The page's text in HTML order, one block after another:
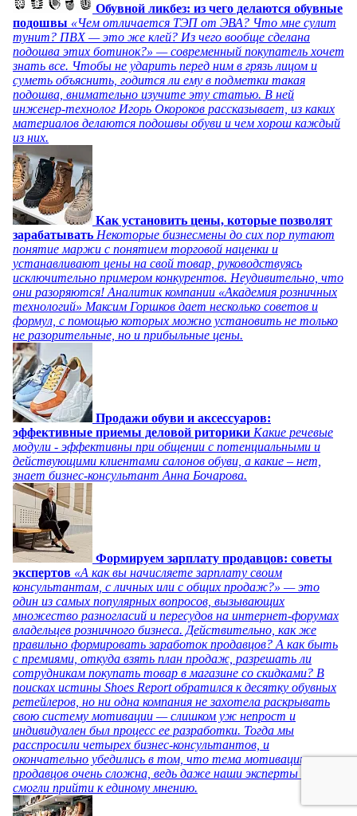
Обувной ликбез: из чего делаются обувные
подошвы «Чем отличается ТЭП от ЭВА? Что мне сулит
тунит? ПВХ — это же клей? Из чего вообще сделана
подошва этих ботинок?» — современный покупатель хочет
знать все. Чтобы не ударить перед ним в грязь лицом и
суметь объяснить, годится ли ему в подметки такая
подошва, внимательно изучите эту статью. В ней
инженер-технолог Игорь Окороков рассказывает, из каких
материалов делаются подошвы обуви и чем хорош каждый
из них.
Как установить цены, которые позволят
зарабатывать Некоторые бизнесмены до сих пор путают
понятие маржи с понятием торговой наценки и
устанавливают цены на свой товар, руководствуясь
исключительно примером конкурентов. Неудивительно, что
они разоряются! Аналитик компании «Академия розничных
технологий» Максим Горшков дает несколько советов и
формул, с помощью которых можно установить не только
не разорительные, но и прибыльные цены.
Продажи обуви и аксессуаров:
эффективные приемы деловой риторики Какие речевые
модули - эффективны при общении с потенциальными и
действующими клиентами салонов обуви, а какие – нет,
знает бизнес-консультант Анна Бочарова.
Формируем зарплату продавцов: советы
экспертов «А как вы начисляете зарплату своим
консультантам, с личных или с общих продаж?» — это
один из самых популярных вопросов, вызывающих
множество разногласий и пересудов на интернет-форумах
владельцев розничного бизнеса. Действительно, как же
правильно формировать заработок продавцов? А как быть
с премиями, откуда взять план продаж, разрешать ли
сотрудникам покупать товар в магазине со скидками? В
поисках истины Shoes Report обратился к десятку обувных
ретейлеров, но ни одна компания не захотела раскрывать
свою систему мотивации — слишком уж непрост и
индивидуален был процесс ее разработки. Тогда мы
расспросили четырех бизнес-консультантов, и
окончательно убедились в том, что тема мотивации
продавцов очень сложна, ведь даже наши эксперты не
смогли прийти к единому мнению.